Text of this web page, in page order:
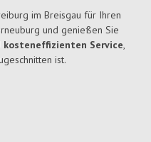
im Breisgau für Ihren
und genießen Sie
kosteneffizienten Service,
ist.